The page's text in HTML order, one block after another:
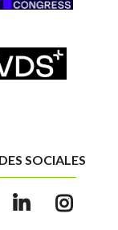
SOCIALES